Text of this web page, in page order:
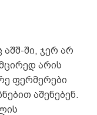
აშშ-ში, ჯერ არ
არის
ფერმერები
აშენებენ.